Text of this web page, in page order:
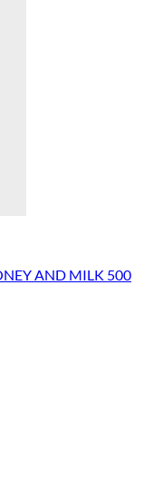
AND MILK 500